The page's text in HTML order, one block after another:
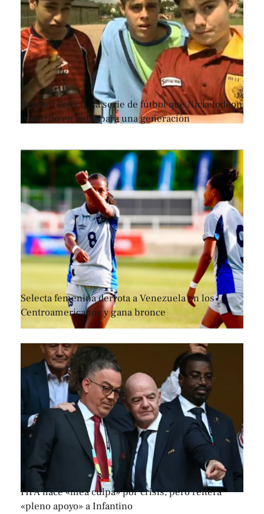
Renford Rejects, la serie de fútbol que Nickelodeon
convirtió en culto para una generación
Selecta femenina derrota a Venezuela en los
Centroamericanos y gana bronce
FIFA hace «mea culpa» por crisis, pero reitera
«pleno apoyo» a Infantino